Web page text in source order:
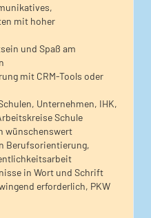
mit hoher
und Spaß am
mit CRM-Tools oder
Unternehmen, IHK,
Schule
wünschenswert
Berufsorientierung,
in Wort und Schrift
erforderlich, PKW